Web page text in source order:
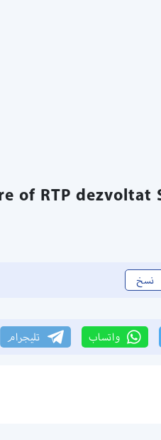
of RTP
نسخ
واتساب تليجرام